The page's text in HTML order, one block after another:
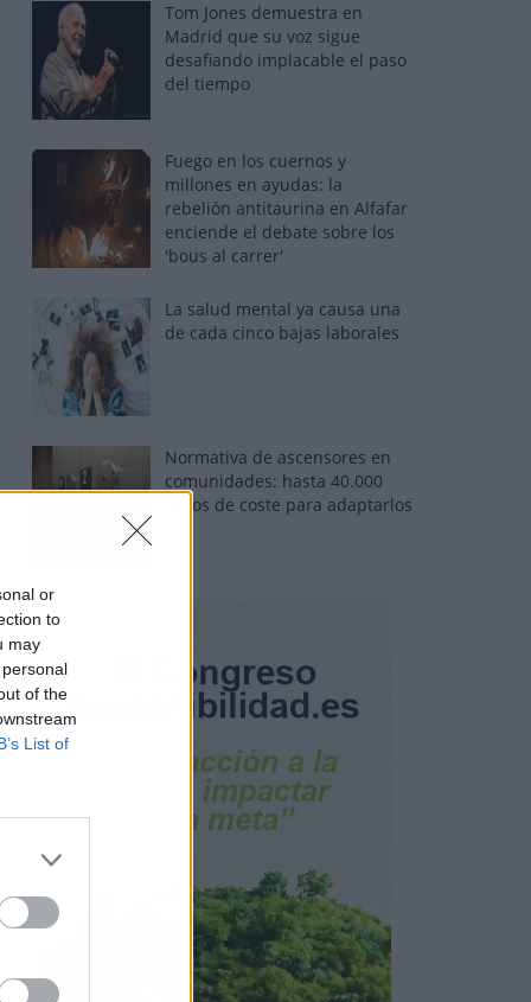
or
to
may
of the
List of
Tom Jones demuestra en
Madrid que su voz sigue
desafiando implacable el paso
del tiempo
Fuego en los cuernos y
millones en ayudas: la
rebelión antitaurina en Alfafar
enciende el debate sobre los
'bous al carrer'
La salud mental ya causa una
de cada cinco bajas laborales
Normativa de ascensores en
comunidades: hasta 40.000
euros de coste para adaptarlos